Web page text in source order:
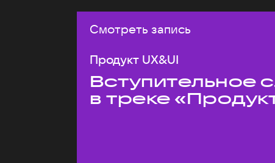
Смотреть запись
Продукт UX&UI
Вступительное
в треке